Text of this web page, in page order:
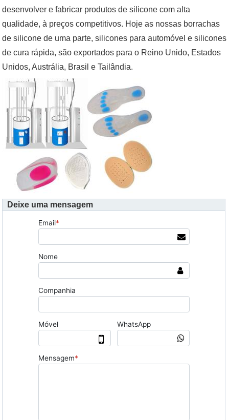
desenvolver e fabricar produtos de silicone com alta
qualidade, à preços competitivos. Hoje as nossas borrachas
de silicone de uma parte, silicones para automóvel e silicones
de cura rápida, são exportados para o Reino Unido, Estados
Unidos, Austrália, Brasil e Tailândia.
Deixe uma mensagem